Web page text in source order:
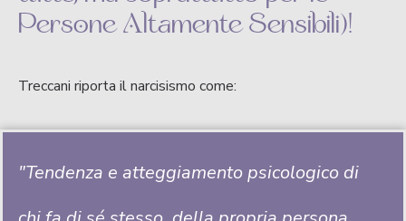
Persone Altamente Sensibili)!
Treccani riporta il narcisismo come:
"Tendenza e atteggiamento psicologico di